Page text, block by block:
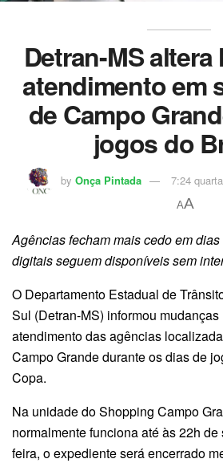
Detran-MS
atendimento em
de Campo
jogos do
by Onça Pintada 7:24
AA
Agências fecham mais cedo em
digitais seguem disponíveis sem
O Departamento Estadual de
Sul (Detran-MS) informou
atendimento das agências
Campo Grande durante os dias de
Copa.
Na unidade do Shopping Campo
normalmente funciona até às 22h
feira, o expediente será encerrado